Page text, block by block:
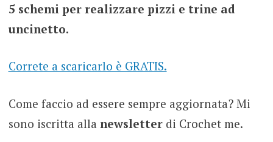
5 schemi per realizzare pizzi e trine ad
uncinetto.
Correte a scaricarlo è GRATIS.
Come faccio ad essere sempre aggiornata? Mi
sono iscritta alla newsletterdi Crochet me.